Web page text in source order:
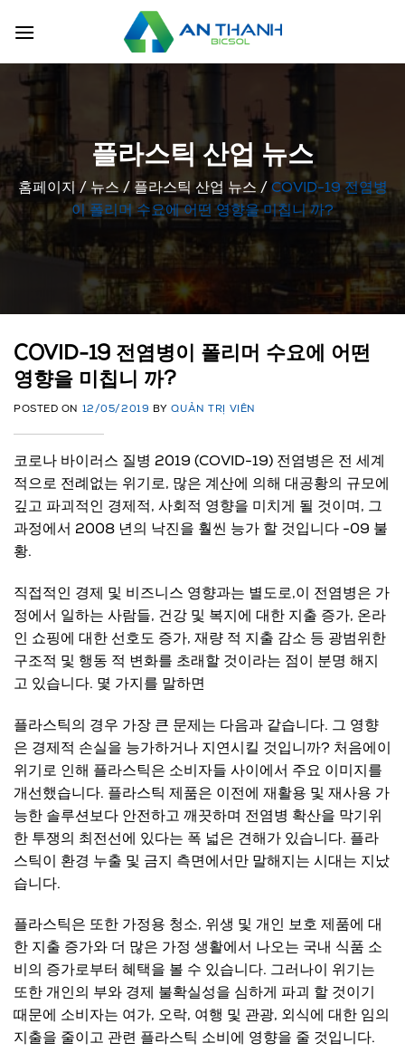
플라스틱 산업 뉴스
홈페이지/뉴스 / 플라스틱 산업 뉴스 / COVID-19 전염병
이 폴리머 수요에 어떤 영향을 미칩니 까?
COVID-19 전염병이 폴리머 수요에 어떤
영향을 미칩니 까?
POSTED ON 12/05/2019 BYQUẢN TRỊ VIÊN
코로나 바이러스 질병 2019 (COVID-19) 전염병은 전 세계
적으로 전례없는 위기로, 많은 계산에 의해 대공황의 규모에
깊고 파괴적인 경제적, 사회적 영향을 미치게 될 것이며, 그
과정에서 2008 년의 낙진을 훨씬 능가 할 것입니다 -09 불
황.
직접적인 경제 및 비즈니스 영향과는 별도로,이 전염병은 가
정에서 일하는 사람들, 건강 및 복지에 대한 지출 증가, 온라
인 쇼핑에 대한 선호도 증가, 재량 적 지출 감소 등 광범위한
구조적 및 행동 적 변화를 초래할 것이라는 점이 분명 해지
고 있습니다. 몇 가지를 말하면
플라스틱의 경우 가장 큰 문제는 다음과 같습니다. 그 영향
은 경제적 손실을 능가하거나 지연시킬 것입니까? 처음에이
위기로 인해 플라스틱은 소비자들 사이에서 주요 이미지를
개선했습니다. 플라스틱 제품은 이전에 재활용 및 재사용 가
능한 솔루션보다 안전하고 깨끗하며 전염병 확산을 막기위
한 투쟁의 최전선에 있다는 폭 넓은 견해가 있습니다. 플라
스틱이 환경 누출 및 금지 측면에서만 말해지는 시대는 지났
습니다.
플라스틱은 또한 가정용 청소, 위생 및 개인 보호 제품에 대
한 지출 증가와 더 많은 가정 생활에서 나오는 국내 식품 소
비의 증가로부터 혜택을 볼 수 있습니다. 그러나이 위기는
또한 개인의 부와 경제 불확실성을 심하게 파괴 할 것이기
때문에 소비자는 여가, 오락, 여행 및 관광, 외식에 대한 임의
지출을 줄이고 관련 플라스틱 소비에 영향을 줄 것입니다.